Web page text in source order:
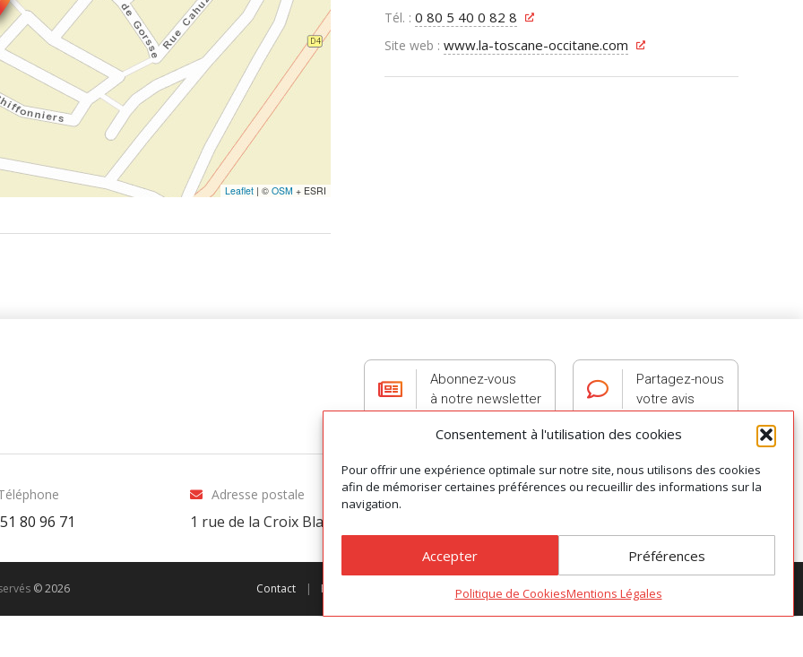
Consentement à l'utilisation des cookies
Pour offrir une expérience optimale sur notre site, nous utilisons des cookies
afin de mémoriser certaines préférences ou recueillir des informations sur la
navigation.
Accepter Préférences
Politique de CookiesMentions Légales
Leaflet | © OSM + ESRI
Tél. : 0 80 5 40 0 82 8
Site web : www.la-toscane-occitane.com
Abonnez-vous
à notre newsletter
Partagez-nous
votre avis
80 96 71
Adresse postale
1 rue de la Croix Blanche
© 2026 Contact | Préférences des cookies | Mentions légales | Conditions Générales de Vente